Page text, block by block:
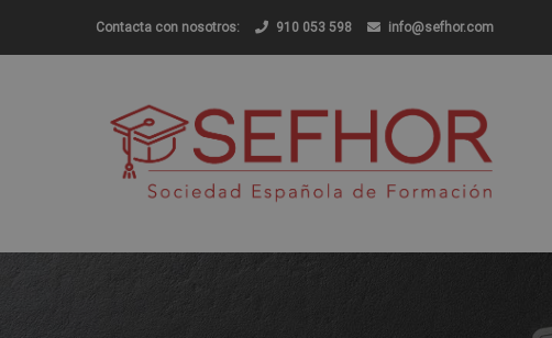
Contacta con nosotros: 910 053 598 info@sefhor.com